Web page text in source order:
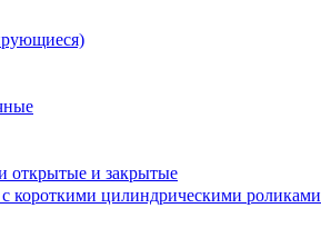
открытые и закрытые
короткими цилиндрическими роликами